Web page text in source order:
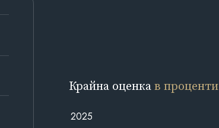
Крайна оценкав проценти
2025